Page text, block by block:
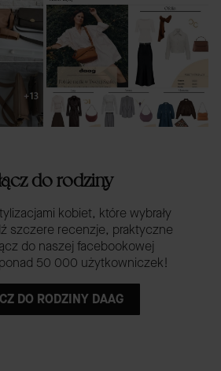
do rodziny
kobiet, które wybrały
szczere recenzje, praktyczne
do naszej facebookowej
50 000 użytkowniczek!
DO RODZINY DAAG